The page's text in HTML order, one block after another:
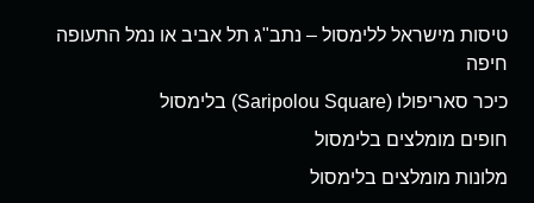
טיסות מישראל ללימסול – נתב"ג תל אביב או נמל התעופה
חיפה
כיכר סאריפולו (Saripolou Square) בלימסול
חופים מומלצים בלימסול
מלונות מומלצים בלימסול